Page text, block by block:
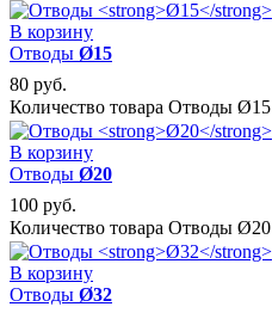
В корзину
Отводы Ø15
80 руб.
Количество товара Отводы Ø15
В корзину
Отводы Ø20
100 руб.
Количество товара Отводы Ø20
В корзину
Отводы Ø32